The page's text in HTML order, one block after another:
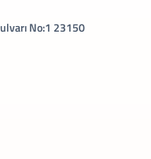
No:1 23150